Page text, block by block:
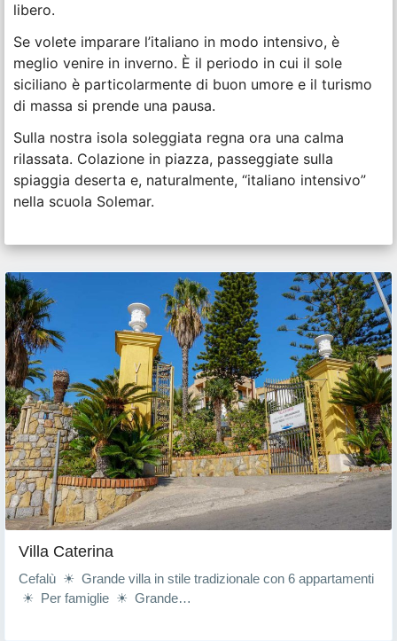
libero.
Se volete imparare l’italiano in modo intensivo, è
meglio venire in inverno. È il periodo in cui il sole
siciliano è particolarmente di buon umore e il turismo
di massa si prende una pausa.
Sulla nostra isola soleggiata regna ora una calma
rilassata. Colazione in piazza, passeggiate sulla
spiaggia deserta e, naturalmente, “italiano intensivo”
nella scuola Solemar.
Villa Caterina
Cefalù ☀ Grande villa in stile tradizionale con 6 appartamenti
☀ Per famiglie ☀ Grande…